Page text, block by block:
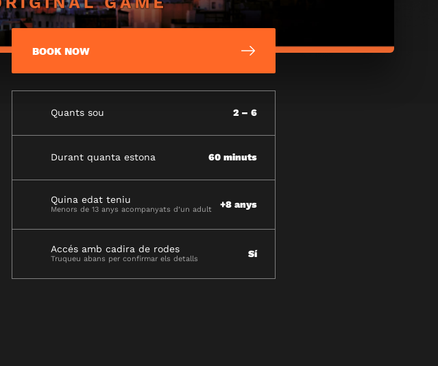
BOOK NOW
Quants sou 2 – 6
Durant quanta estona 60 minuts
Quina edat teniu
Menors de 13 anys acompanyats d’un adult +8 anys
Accés amb cadira de rodes
Truqueu abans per confirmar els detalls Sí